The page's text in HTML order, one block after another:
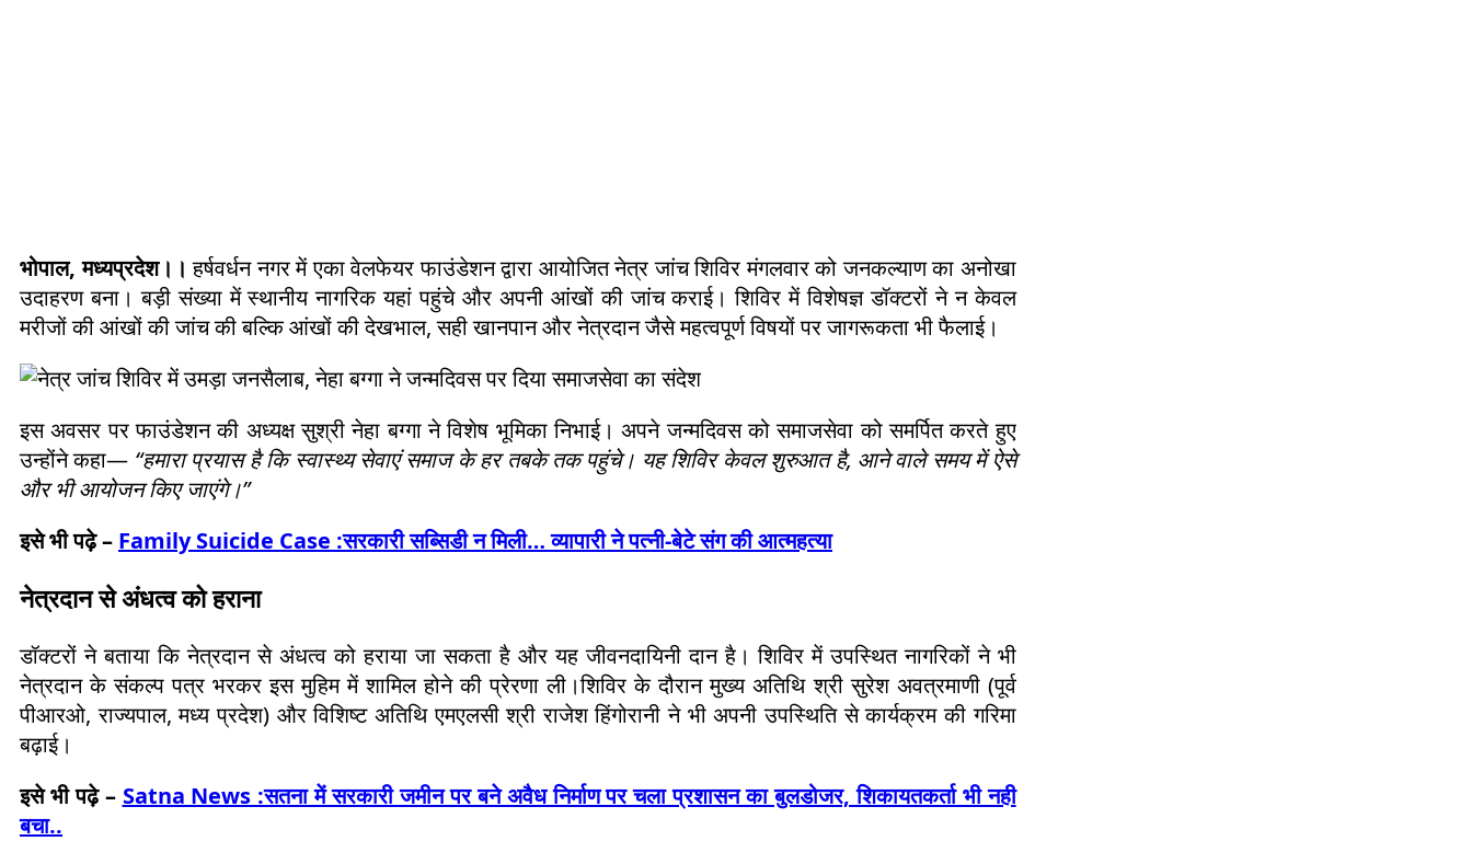
भोपाल, मध्यप्रदेश।। हर्षवर्धन नगर में एका वेलफेयर फाउंडेशन द्वारा आयोजित नेत्र जांच शिविर मंगलवार को जनकल्याण का अनोखा
उदाहरण बना। बड़ी संख्या में स्थानीय नागरिक यहां पहुंचे और अपनी आंखों की जांच कराई। शिविर में विशेषज्ञ डॉक्टरों ने न केवल
मरीजों की आंखों की जांच की बल्कि आंखों की देखभाल, सही खानपान और नेत्रदान जैसे महत्वपूर्ण विषयों पर जागरूकता भी फैलाई।
इस अवसर पर फाउंडेशन की अध्यक्ष सुश्री नेहा बग्गा ने विशेष भूमिका निभाई। अपने जन्मदिवस को समाजसेवा को समर्पित करते हुए
उन्होंने कहा— “हमारा प्रयास है कि स्वास्थ्य सेवाएं समाज के हर तबके तक पहुंचे। यह शिविर केवल शुरुआत है, आने वाले समय में ऐसे
और भी आयोजन किए जाएंगे।”
इसे भी पढ़े – Family Suicide Case :सरकारी सब्सिडी न मिली… व्यापारी ने पत्नी-बेटे संग की आत्महत्या
नेत्रदान से अंधत्व को हराना
डॉक्टरों ने बताया कि नेत्रदान से अंधत्व को हराया जा सकता है और यह जीवनदायिनी दान है। शिविर में उपस्थित नागरिकों ने भी
नेत्रदान के संकल्प पत्र भरकर इस मुहिम में शामिल होने की प्रेरणा ली।शिविर के दौरान मुख्य अतिथि श्री सुरेश अवत्रमाणी (पूर्व
पीआरओ, राज्यपाल, मध्य प्रदेश) और विशिष्ट अतिथि एमएलसी श्री राजेश हिंगोरानी ने भी अपनी उपस्थिति से कार्यक्रम की गरिमा
बढ़ाई।
इसे भी पढ़े – Satna News :सतना में सरकारी जमीन पर बने अवैध निर्माण पर चला प्रशासन का बुलडोजर, शिकायतकर्ता भी नही
बचा..